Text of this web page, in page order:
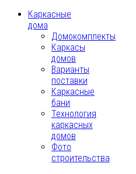
Каркасные
дома
Домокомплекты
Каркасы
домов
Варианты
поставки
Каркасные
бани
Технология
каркасных
домов
Фото
строительства